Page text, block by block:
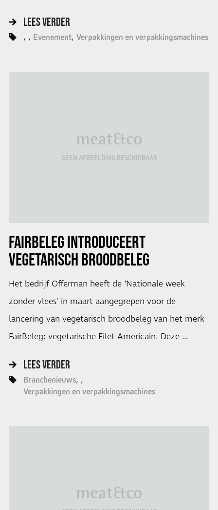
LEES VERDER
Evenement Verpakkingen en verpakkingsmachines
meat&co
GEEN AFBEELDING BESCHIKBAAR
FAIRBELEG INTRODUCEERT
VEGETARISCH BROODBELEG
Het bedrijf Offerman heeft de ‘Nationale week
zonder vlees’ in maart aangegrepen voor de
lancering van vegetarisch broodbeleg van het merk
FairBeleg: vegetarische Filet Americain. Deze …
LEES VERDER
Branchenieuws
Verpakkingen en verpakkingsmachines
meat&co